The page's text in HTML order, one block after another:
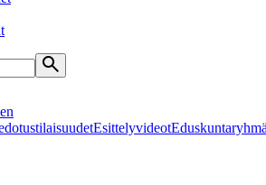
Esittelyvideot